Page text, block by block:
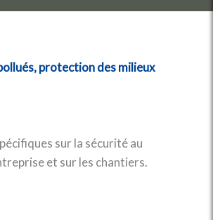
protection des milieux
sur la sécurité au
et sur les chantiers.